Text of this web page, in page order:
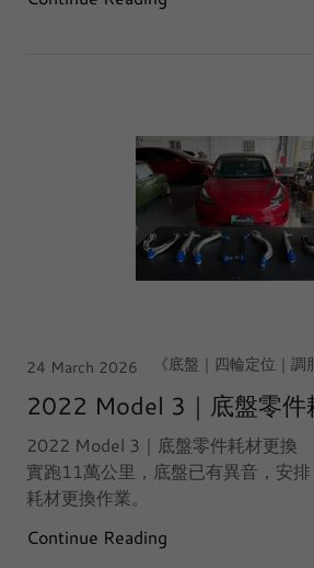
24 March 2026
2022 Model 3｜底盤零件
2022 Model 3｜底盤零件耗材更換
實跑11萬公里，底盤已有異音，安排
耗材更換作業。
Continue Reading